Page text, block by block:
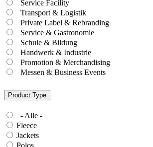
Service Facility
Transport & Logistik
Private Label & Rebranding
Service & Gastronomie
Schule & Bildung
Handwerk & Industrie
Promotion & Merchandising
Messen & Business Events
Product Type
- Alle -
Fleece
Jackets